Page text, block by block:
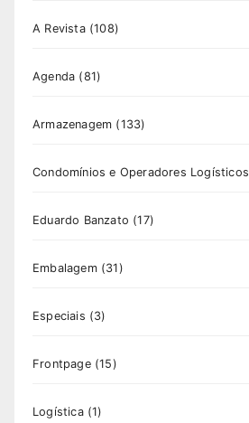
A Revista(108)
Agenda (81)
Armazenagem (133)
Condomínios e Operadores Logísticos
Eduardo Banzato (17)
Embalagem(31)
Especiais (3)
Frontpage(15)
Logística(1)